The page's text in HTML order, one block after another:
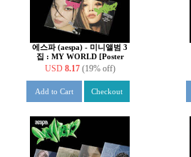
에스파 (aespa) - 미니앨범 3
집 : MY WORLD [Poster
ver.][커버 4종 중 1종 랜덤
발송]
USD 8.17 (19% off)
Add to Cart Checkout